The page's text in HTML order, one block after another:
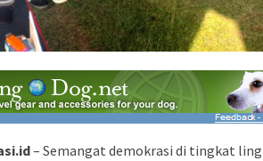
– Semangat demokrasi di tingkat